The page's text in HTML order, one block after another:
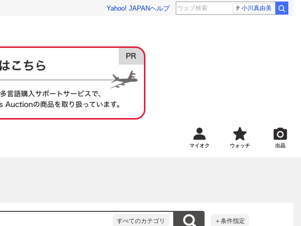
Yahoo! JAPANヘルプ 小川真由美
マイオク ウォッチ 出品
すべてのカテゴリ ＋条件指定